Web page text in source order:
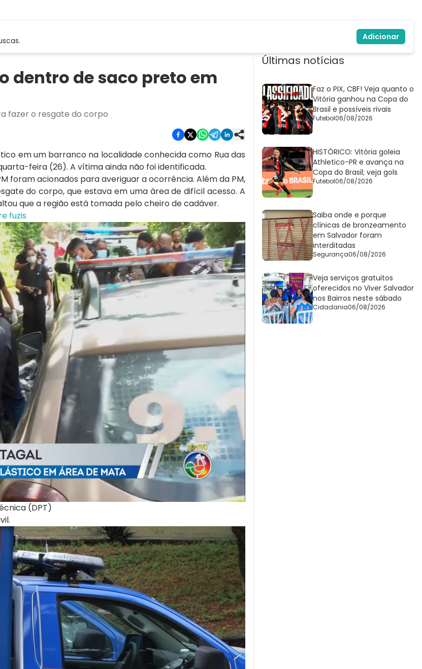
Adicionar
dentro de saco preto em
fazer o resgate do corpo
em um barranco na localidade conhecida como Rua das
feira (26). A vítima ainda não foi identificada.
foram acionados para averiguar a ocorrência. Além da PM,
do corpo, que estava em uma área de difícil acesso. A
que a região está tomada pelo cheiro de cadáver.
fuzis
(DPT)
Últimas notícias
Faz o PIX, CBF! Veja quanto o
Vitória ganhou na Copa do
Brasil e possíveis rivais
Futebol06/08/2026
HISTÓRICO: Vitória goleia
Athletico-PR e avança na
Copa do Brasil; veja gols
Futebol06/08/2026
Saiba onde e porque
clínicas de bronzeamento
em Salvador foram
interditadas
Segurança06/08/2026
Veja serviços gratuitos
oferecidos no Viver Salvador
nos Bairros neste sábado
Cidadania06/08/2026